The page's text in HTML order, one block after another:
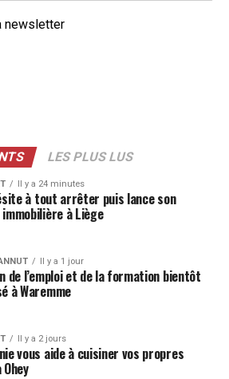
newsletter
LES PLUS LUS
Il y a 24 minutes
à tout arrêter puis lance son
à Liège
Il y a 1 jour
de l’emploi et de la formation bientôt
à Waremme
Il y a 2 jours
vous aide à cuisiner vos propres